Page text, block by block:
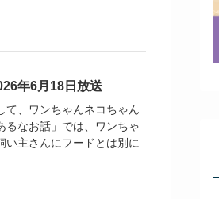
年6月18日放送
て、ワンちゃんネコちゃん
るなお話」では、ワンちゃ
い主さんにフードとは別に